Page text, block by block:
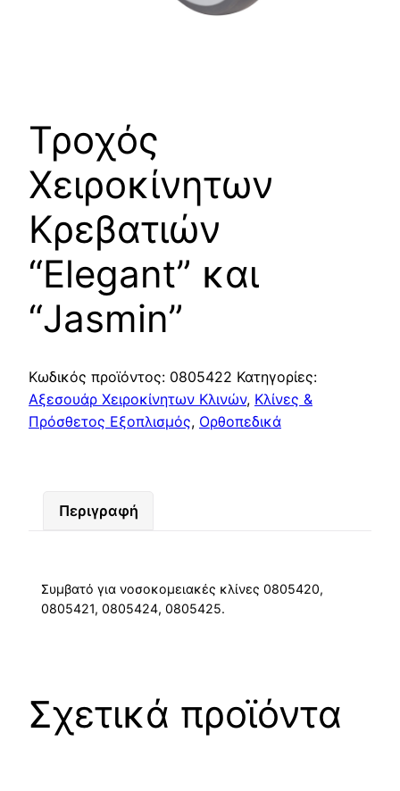
Τροχός
Χειροκίνητων
Κρεβατιών
“Elegant” και
“Jasmin”
Κωδικός προϊόντος: 0805422 Κατηγορίες:
Αξεσουάρ Χειροκίνητων Κλινών, Κλίνες &
Πρόσθετος Εξοπλισμός, Ορθοπεδικά
Περιγραφή
Συμβατό για νοσοκομειακές κλίνες 0805420,
0805421, 0805424, 0805425.
Σχετικά προϊόντα